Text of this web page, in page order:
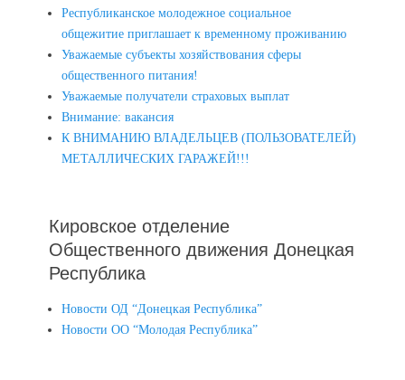
Республиканское молодежное социальное
общежитие приглашает к временному проживанию
Уважаемые субъекты хозяйствования сферы
общественного питания!
Уважаемые получатели страховых выплат
Внимание: вакансия
К ВНИМАНИЮ ВЛАДЕЛЬЦЕВ (ПОЛЬЗОВАТЕЛЕЙ)
МЕТАЛЛИЧЕСКИХ ГАРАЖЕЙ!!!
Кировское отделение
Общественного движения Донецкая
Республика
Новости ОД “Донецкая Республика”
Новости ОО “Молодая Республика”